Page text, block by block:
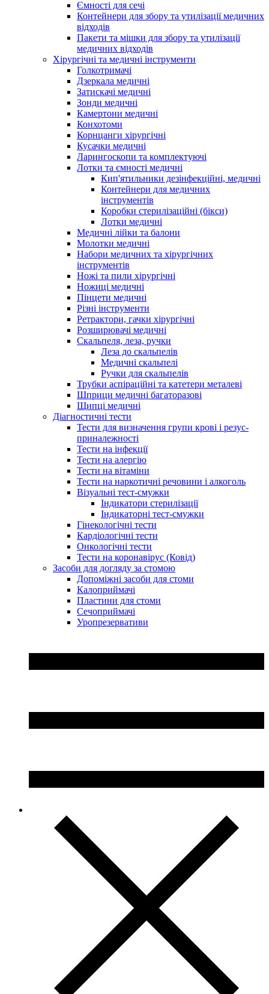
Ємності для сечі
Контейнери для збору та утилізації медичних
відходів
Пакети та мішки для збору та утилізації
медичних відходів
Хірургічні та медичні інструменти
Голкотримачі
Дзеркала медичні
Затискачі медичні
Зонди медичні
Камертони медичні
Конхотоми
Корнцанги хірургічні
Кусачки медичні
Ларингоскопи та комплектуючі
Лотки та ємності медичні
Кип'ятильники дезінфекційні, медичні
Контейнери для медичних
інструментів
Коробки стерилізаційні (бікси)
Лотки медичні
Медичні лійки та балони
Молотки медичні
Набори медичних та хірургічних
інструментів
Ножі та пили хірургічні
Ножиці медичні
Пінцети медичні
Різні інструменти
Ретрактори, гачки хірургічні
Розширювачі медичні
Скальпеля, леза, ручки
Леза до скальпелів
Медичні скальпелі
Ручки для скальпелів
Трубки аспіраційні та катетери металеві
Шприци медичні багаторазові
Щипці медичні
Діагностичні тести
Тести для визначення групи крові і резус-
приналежності
Тести на інфекції
Тести на алергію
Тести на вітаміни
Тести на наркотичні речовини і алкоголь
Візуальні тест-смужки
Індикатори стерилізації
Індикаторні тест-смужки
Гінекологічні тести
Кардіологічні тести
Онкологічні тести
Тести на коронавірус (Ковід)
Засоби для догляду за стомою
Допоміжні засоби для стоми
Калоприймачі
Пластини для стоми
Сечоприймачі
Уропрезервативи